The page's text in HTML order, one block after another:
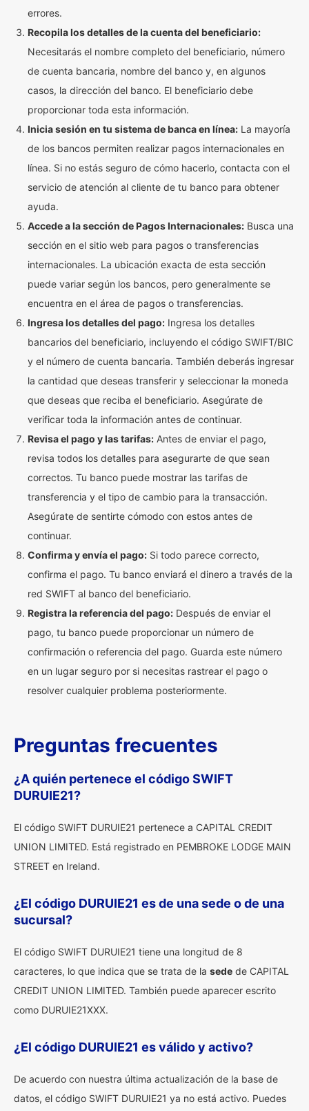
errores.
Recopila los detalles de la cuenta del beneficiario:
Necesitarás el nombre completo del beneficiario, número
de cuenta bancaria, nombre del banco y, en algunos
casos, la dirección del banco. El beneficiario debe
proporcionar toda esta información.
Inicia sesión en tu sistema de banca en línea: La mayoría
de los bancos permiten realizar pagos internacionales en
línea. Si no estás seguro de cómo hacerlo, contacta con el
servicio de atención al cliente de tu banco para obtener
ayuda.
Accede a la sección de Pagos Internacionales: Busca una
sección en el sitio web para pagos o transferencias
internacionales. La ubicación exacta de esta sección
puede variar según los bancos, pero generalmente se
encuentra en el área de pagos o transferencias.
Ingresa los detalles del pago: Ingresa los detalles
bancarios del beneficiario, incluyendo el código SWIFT/BIC
y el número de cuenta bancaria. También deberás ingresar
la cantidad que deseas transferir y seleccionar la moneda
que deseas que reciba el beneficiario. Asegúrate de
verificar toda la información antes de continuar.
Revisa el pago y las tarifas: Antes de enviar el pago,
revisa todos los detalles para asegurarte de que sean
correctos. Tu banco puede mostrar las tarifas de
transferencia y el tipo de cambio para la transacción.
Asegúrate de sentirte cómodo con estos antes de
continuar.
Confirma y envía el pago: Si todo parece correcto,
confirma el pago. Tu banco enviará el dinero a través de la
red SWIFT al banco del beneficiario.
Registra la referencia del pago: Después de enviar el
pago, tu banco puede proporcionar un número de
confirmación o referencia del pago. Guarda este número
en un lugar seguro por si necesitas rastrear el pago o
resolver cualquier problema posteriormente.
Preguntas frecuentes
¿A quién pertenece el código SWIFT
DURUIE21?
El código SWIFT DURUIE21 pertenece a CAPITAL CREDIT
UNION LIMITED. Está registrado en PEMBROKE LODGE MAIN
STREET en Ireland.
¿El código DURUIE21 es de una sede o de una
sucursal?
El código SWIFT DURUIE21 tiene una longitud de 8
caracteres, lo que indica que se trata de la sede de CAPITAL
CREDIT UNION LIMITED. También puede aparecer escrito
como DURUIE21XXX.
¿El código DURUIE21 es válido y activo?
De acuerdo con nuestra última actualización de la base de
datos, el código SWIFT DURUIE21 ya no está activo. Puedes